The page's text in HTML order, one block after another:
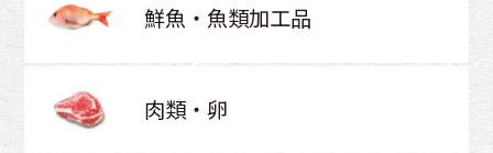
鮮魚・魚類加工品
肉類・卵